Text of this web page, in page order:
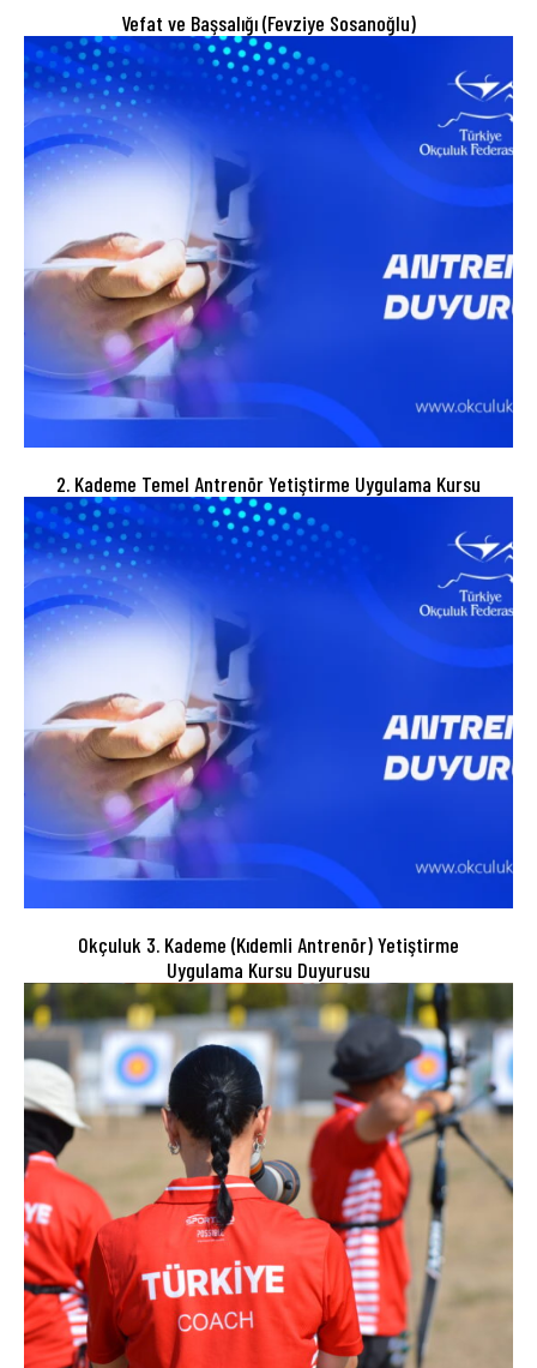
Vefat ve Başsalığı (Fevziye Sosanoğlu)
2. Kademe Temel Antrenör Yetiştirme Uygulama Kursu
Okçuluk 3. Kademe (Kıdemli Antrenör) Yetiştirme
Uygulama Kursu Duyurusu